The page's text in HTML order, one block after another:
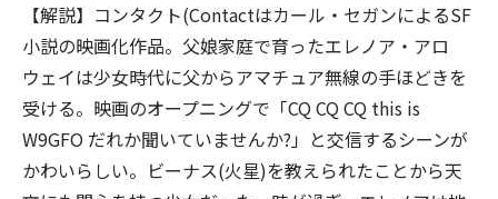
【解説】コンタクト(Contactはカール・セガンによるSF
小説の映画化作品。父娘家庭で育ったエレノア・アロ
ウェイは少女時代に父からアマチュア無線の手ほどきを
受ける。映画のオープニングで「CQ CQ CQ this is
W9GFO だれか聞いていませんか?」と交信するシーンが
かわいらしい。ビーナス(火星)を教えられたことから天